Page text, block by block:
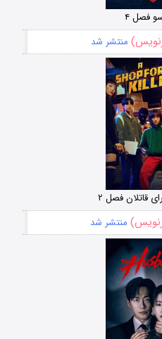
فصل ۴
منتشر شد
قاتلان فصل ۲
منتشر شد